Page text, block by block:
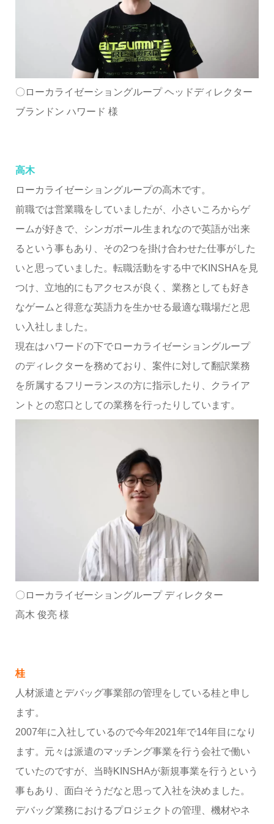
〇ローカライゼーショングループ ヘッドディレクター
ブランドン ハワード 様
高木
ローカライゼーショングループの高木です。
前職では営業職をしていましたが、小さいころからゲ
ームが好きで、シンガポール生まれなので英語が出来
るという事もあり、その2つを掛け合わせた仕事がした
いと思っていました。転職活動をする中でKINSHAを見
つけ、立地的にもアクセスが良く、業務としても好き
なゲームと得意な英語力を生かせる最適な職場だと思
い入社しました。
現在はハワードの下でローカライゼーショングループ
のディレクターを務めており、案件に対して翻訳業務
を所属するフリーランスの方に指示したり、クライア
ントとの窓口としての業務を行ったりしています。
〇ローカライゼーショングループ ディレクター
高木 俊亮 様
桂
人材派遣とデバッグ事業部の管理をしている桂と申し
ます。
2007年に入社しているので今年2021年で14年目になり
ます。元々は派遣のマッチング事業を行う会社で働い
ていたのですが、当時KINSHAが新規事業を行うという
事もあり、面白そうだなと思って入社を決めました。
デバッグ業務におけるプロジェクトの管理、機材やネ